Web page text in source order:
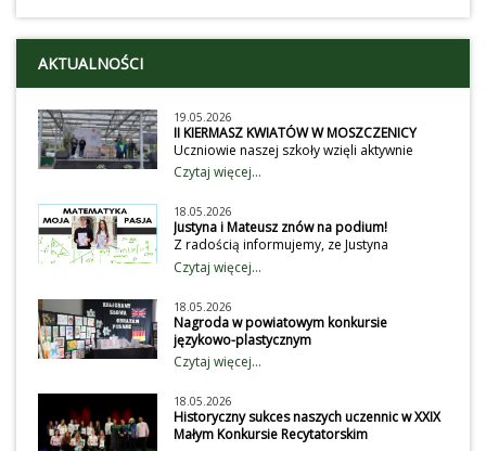
AKTUALNOŚCI
19.05.2026
II KIERMASZ KWIATÓW W MOSZCZENICY
Uczniowie naszej szkoły wzięli aktywnie
udział obchodach II Gminnego Kiermaszu
Kwiatów. Wystawili przedstawienie dla
temat dbania o środowisko. Wiecej
na:https://ug.moszczenica.eu/article/2047/ii-
gminny-kiermasz-roslin-w-moszczenicy-
przyciagnal-milosnikow-zielenifot: ug
Czytaj więcej...
18.05.2026
Justyna i Mateusz znów na podium!
Z radością informujemy, ze Justyna
Kaźmierczak i Matusz Kaźmierczak
potwierdzili swoje umiejętności
nasza pasja. Mateusz uzyskał tytuł Laureata,
a Justyna finalisty. GratulujemyWięcej na uni
lodz
Czytaj więcej...
18.05.2026
Nagroda w powiatowym konkursie
językowo-plastycznym
W Szkole Podstawowej nr 3 odbyło się
uroczyste podsumowanie III edycji
plastycznego dla uczniów szkół
podstawowych. Tegoroczna odsłona
wydarzenia poświęcona była kaligramom,
Czytaj więcej...
18.05.2026
Historyczny sukces naszych uczennic w XXIX
Małym Konkursie Recytatorskim